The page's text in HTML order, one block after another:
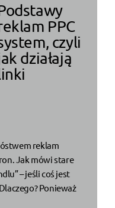
PPC
czyli
działają
reklam
Jak mówi stare
– jeśli coś jest
Ponieważ